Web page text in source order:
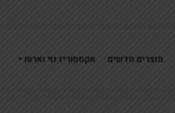
מוצרים חדשים אקססוריז נוי וארוח